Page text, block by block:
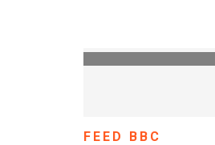
FEED BBC